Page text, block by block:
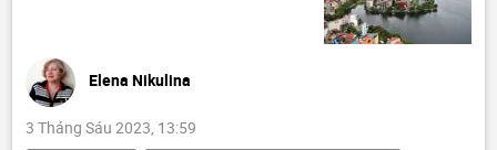
Elena Nikulina
3 Tháng Sáu 2023, 13:59